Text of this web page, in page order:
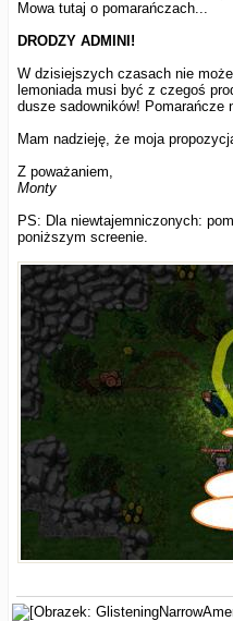
Mowa tutaj o pomarańczach...
DRODZY ADMINI!
W dzisiejszych czasach nie
lemoniada musi być z czegoś
dusze sadowników! Pomarańcze
Mam nadzieję, że moja
Z poważaniem,
Monty
PS: Dla niewtajemniczonych:
poniższym screenie.